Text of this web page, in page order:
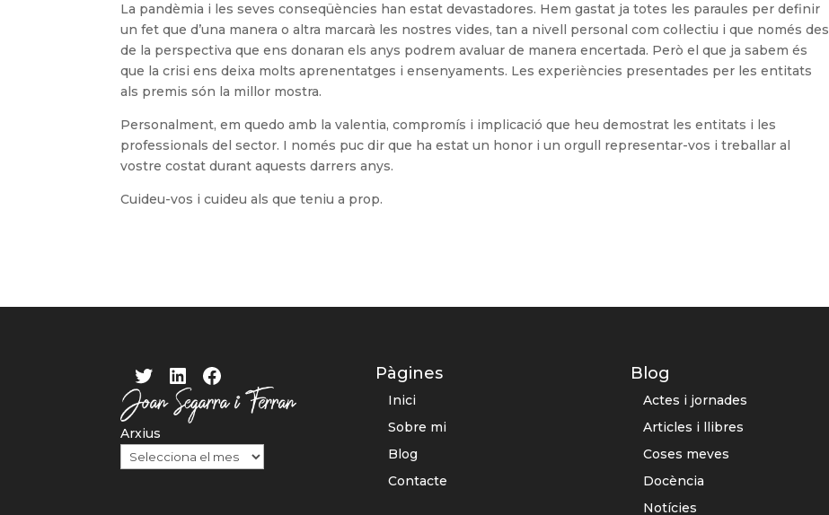
La pandèmia i les seves conseqüències han estat devastadores. Hem gastat ja totes les paraules per definir
un fet que d’una manera o altra marcarà les nostres vides, tan a nivell personal com col·lectiu i que només des
de la perspectiva que ens donaran els anys podrem avaluar de manera encertada. Però el que ja sabem és
que la crisi ens deixa molts aprenentatges i ensenyaments. Les experiències presentades per les entitats
als premis són la millor mostra.
Personalment, em quedo amb la valentia, compromís i implicació que heu demostrat les entitats i les
professionals del sector. I només puc dir que ha estat un honor i un orgull representar-vos i treballar al
vostre costat durant aquests darrers anys.
Cuideu-vos i cuideu als que teniu a prop.
Twitter LinkedIn Facebook
Arxius
Pàgines
Inici
Sobre mi
Blog
Contacte
Blog
Actes i jornades
Articles i llibres
Coses meves
Docència
Notícies